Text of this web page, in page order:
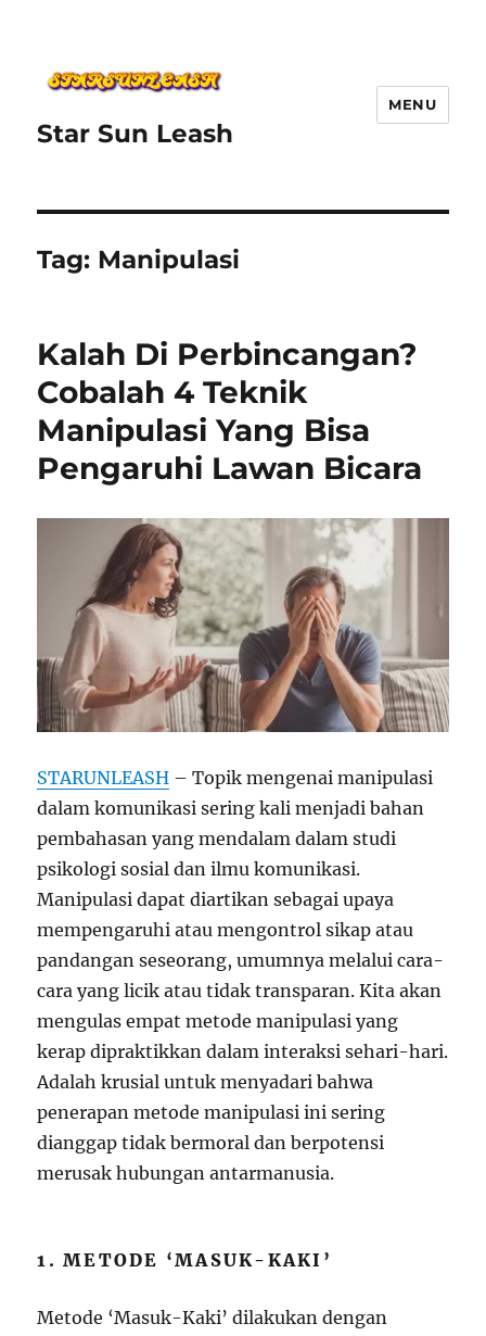
Star Sun Leash
MENU
Tag: Manipulasi
Kalah Di Perbincangan?
Cobalah 4 Teknik
Manipulasi Yang Bisa
Pengaruhi Lawan Bicara
STARUNLEASH – Topik mengenai manipulasi
dalam komunikasi sering kali menjadi bahan
pembahasan yang mendalam dalam studi
psikologi sosial dan ilmu komunikasi.
Manipulasi dapat diartikan sebagai upaya
mempengaruhi atau mengontrol sikap atau
pandangan seseorang, umumnya melalui cara-
cara yang licik atau tidak transparan. Kita akan
mengulas empat metode manipulasi yang
kerap dipraktikkan dalam interaksi sehari-hari.
Adalah krusial untuk menyadari bahwa
penerapan metode manipulasi ini sering
dianggap tidak bermoral dan berpotensi
merusak hubungan antarmanusia.
1. METODE ‘MASUK-KAKI’
Metode ‘Masuk-Kaki’ dilakukan dengan